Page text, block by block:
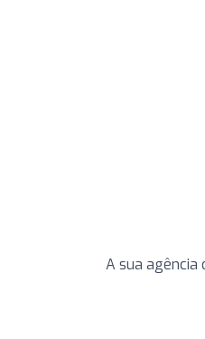
A sua agência